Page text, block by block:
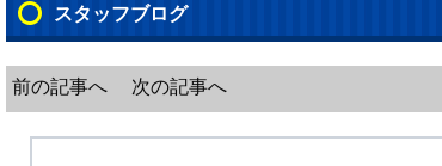
スタッフブログ
前の記事へ 次の記事へ